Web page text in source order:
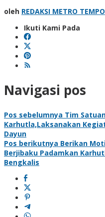
oleh REDAKSI METRO TEMPO
Ikuti Kami Pada
Navigasi pos
Pos sebelumnya Tim
Karhutla,Laksanakan
Dayun
Pos berikutnya Berikan
Berjibaku Padamkan
Bengkalis